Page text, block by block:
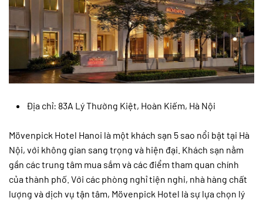
Địa chỉ: 83A Lý Thường Kiệt, Hoàn Kiếm, Hà Nội
Mövenpick Hotel Hanoi là một khách sạn 5 sao nổi bật tại Hà
Nội, với không gian sang trọng và hiện đại. Khách sạn nằm
gần các trung tâm mua sắm và các điểm tham quan chính
của thành phố. Với các phòng nghỉ tiện nghi, nhà hàng chất
lượng và dịch vụ tận tâm, Mövenpick Hotel là sự lựa chọn lý